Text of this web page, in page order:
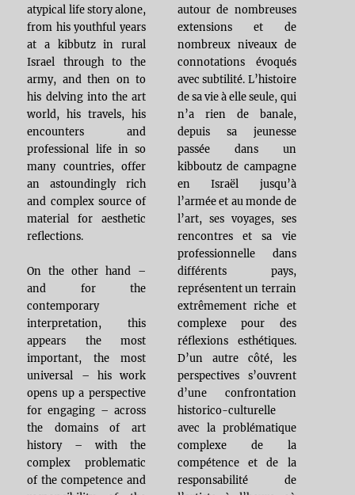
atypical life story alone,
from his youthful years
at a kibbutz in rural
Israel through to the
army, and then on to
his delving into the art
world, his travels, his
encounters and
professional life in so
many countries, offer
an astoundingly rich
and complex source of
material for aesthetic
reflections.
On the other hand –
and for the
contemporary
interpretation, this
appears the most
important, the most
universal – his work
opens up a perspective
for engaging – across
the domains of art
history – with the
complex problematic
of the competence and
autour de nombreuses
extensions et de
nombreux niveaux de
connotations évoqués
avec subtilité. L’histoire
de sa vie à elle seule, qui
n’a rien de banale,
depuis sa jeunesse
passée dans un
kibboutz de campagne
en Israël jusqu’à
l’armée et au monde de
l’art, ses voyages, ses
rencontres et sa vie
professionnelle dans
différents pays,
représentent un terrain
extrêmement riche et
complexe pour des
réflexions esthétiques.
D’un autre côté, les
perspectives s’ouvrent
d’une confrontation
historico-culturelle
avec la problématique
complexe de la
compétence et de la
responsabilité de